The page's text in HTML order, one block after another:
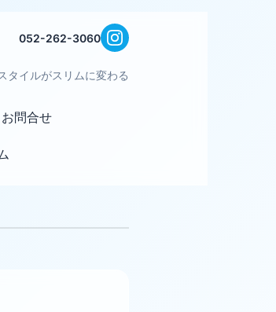
052-262-3060
タイルがスリムに変わる
問合せ